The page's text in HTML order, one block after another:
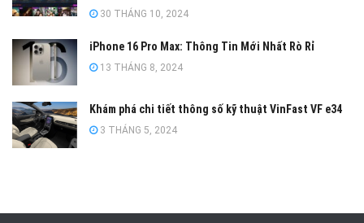
30 THÁNG 10, 2024
iPhone 16 Pro Max: Thông Tin Mới Nhất Rò Rỉ
13 THÁNG 8, 2024
Khám phá chi tiết thông số kỹ thuật VinFast VF e34
3 THÁNG 5, 2024